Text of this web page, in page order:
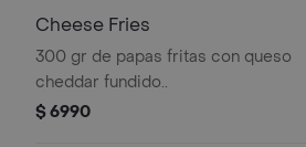
Cheese Fries
300 gr de papas fritas con queso
cheddar fundido..
$ 6990